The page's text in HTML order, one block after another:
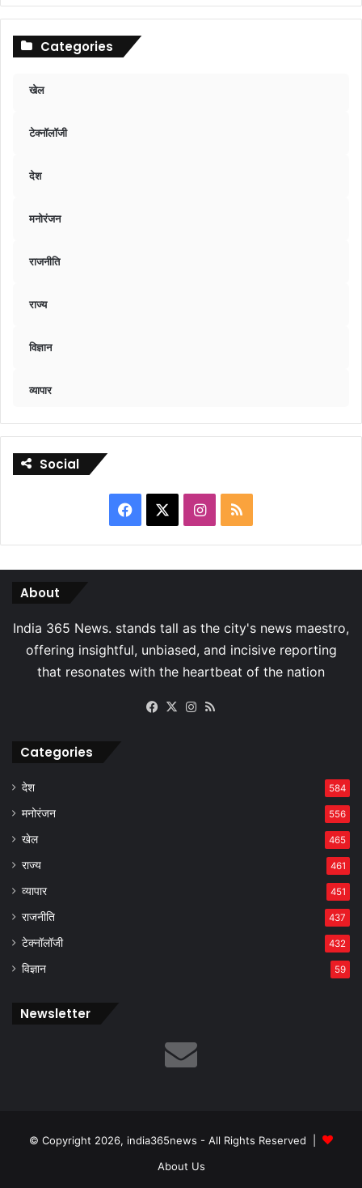
Categories
खेल
टेक्नॉलॉजी
देश
मनोरंजन
राजनीति
राज्य
विज्ञान
व्यापार
Social
Facebook Instagram
RSS
About
Facebook
X Instagram
Categories
देश 584
मनोरंजन 556
खेल 465
राज्य 461
व्यापार 451
राजनीति 437
टेक्नॉलॉजी 432
विज्ञान 59
Newsletter
© Copyright 2026, india365news - All Rights Reserved |
About Us